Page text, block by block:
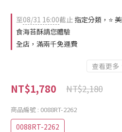
至08/31 16:00截止 指定分類，⭐
食海苔酥請您體驗
全店，滿兩千免運費
查看更多
NT$1,780 NT$2,180
商品編號 : 0088RT-2262
0088RT-2262